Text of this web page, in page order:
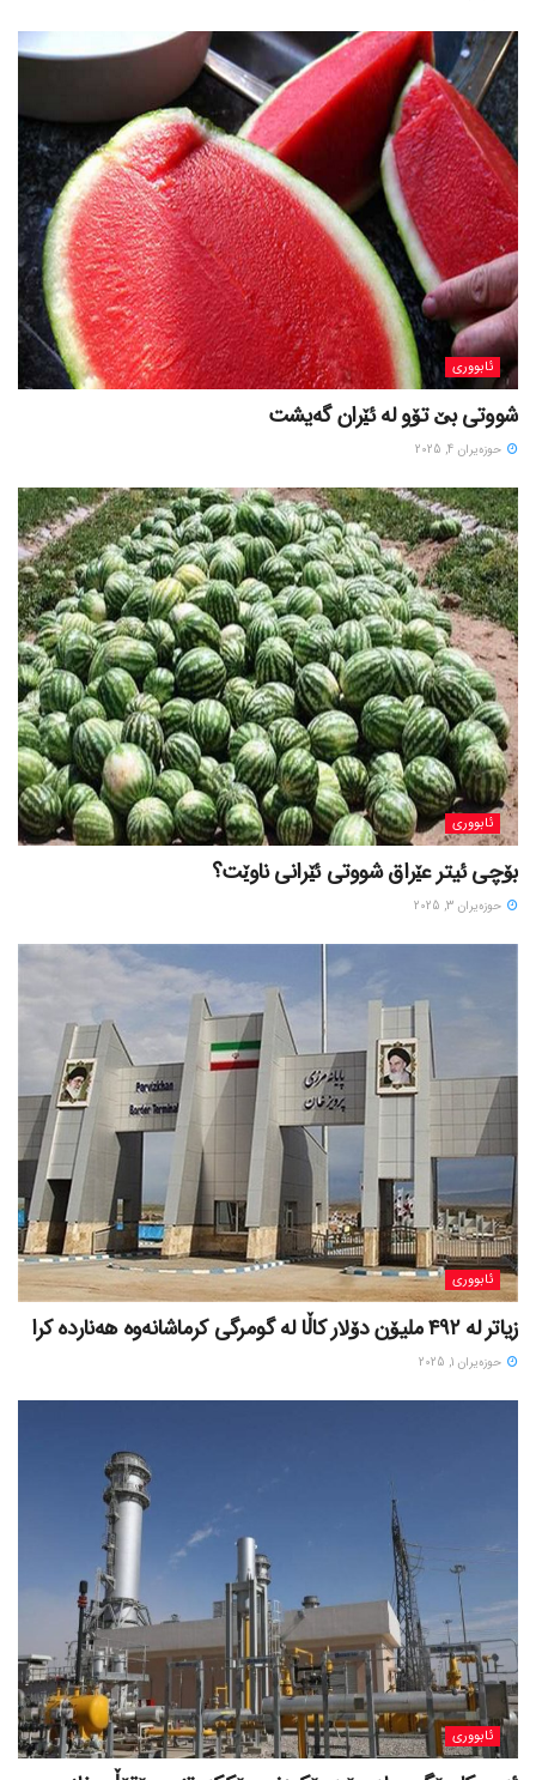
ئابووری
شووتی بێ تۆو لە ئێران گەیشت
حوزه‌یران 4, 2025
ئابووری
بۆچی ئیتر عێراق شووتی ئێرانی ناوێت؟
حوزه‌یران 3, 2025
ئابووری
زیاتر لە ٤٩٢ ملیۆن دۆلار کاڵا لە گومرگی کرماشانەوە هەناردە کرا
حوزه‌یران 1, 2025
ئابووری